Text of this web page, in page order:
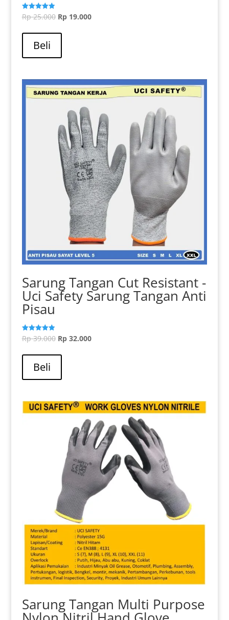
Dinilai
5.00
Rp25.000 Harga
Rp19.000Harga
Beli
Sarung Tangan Cut Resistant -
Uci Safety Sarung Tangan Anti
Pisau
Dinilai
5.00
Rp39.000 Harga
Rp32.000Harga
Beli
Pilihan
dapat
diambil
di
halaman
produk
Sarung Tangan Multi Purpose